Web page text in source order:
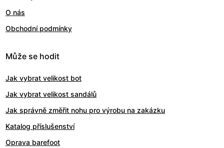
O nás
Obchodní podmínky
Může se hodit
Jak vybrat velikost bot
Jak vybrat velikost sandálů
Jak správně změřit nohu pro výrobu na zakázku
Katalog příslušenství
Oprava barefoot